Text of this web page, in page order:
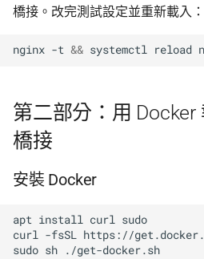
橋接。改完測試設定並重新載入：
nginx -t && systemctl reload
第二部分：用 Docker
橋接
安裝 Docker
apt install curl sudo
curl -fsSL https://
sudo sh